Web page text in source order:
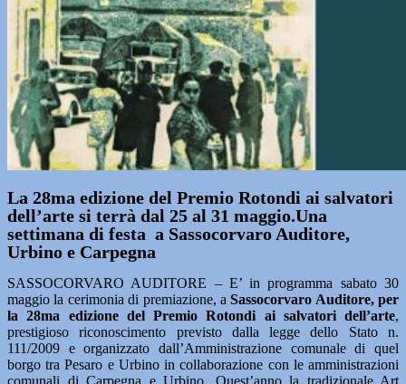
La 28ma edizione del Premio Rotondi ai salvatori
dell’arte si terrà dal 25 al 31 maggio.Una
settimana di festa a Sassocorvaro Auditore,
Urbino e Carpegna
SASSOCORVARO AUDITORE – E’ in programma sabato 30
maggio la cerimonia di premiazione, aSassocorvaro Auditore, per
la 28ma edizione del Premio Rotondi ai salvatori dell’arte,
prestigioso riconoscimento previsto dalla legge dello Stato n.
111/2009 e organizzato dall’Amministrazione comunale di quel
borgo tra Pesaro e Urbino in collaborazione con le amministrazioni
comunali di Carpegna e Urbino. Quest’anno la tradizionale Art